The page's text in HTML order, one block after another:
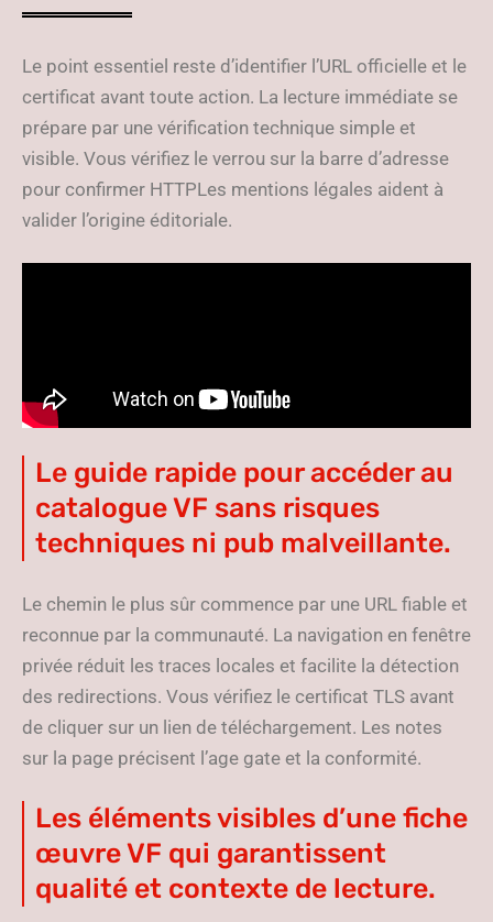
Le point essentiel reste d’identifier l’URL officielle et le
certificat avant toute action. La lecture immédiate se
prépare par une vérification technique simple et
visible. Vous vérifiez le verrou sur la barre d’adresse
pour confirmer HTTPLes mentions légales aident à
valider l’origine éditoriale.
Le guide rapide pour accéder au
catalogue VF sans risques
techniques ni pub malveillante.
Le chemin le plus sûr commence par une URL fiable et
reconnue par la communauté. La navigation en fenêtre
privée réduit les traces locales et facilite la détection
des redirections. Vous vérifiez le certificat TLS avant
de cliquer sur un lien de téléchargement. Les notes
sur la page précisent l’age gate et la conformité.
Les éléments visibles d’une fiche
œuvre VF qui garantissent
qualité et contexte de lecture.